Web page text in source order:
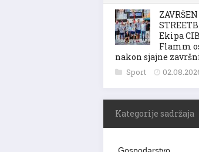
Ekipa
Flamm
nakon sjajne
Sport
Kategorije sadržaja